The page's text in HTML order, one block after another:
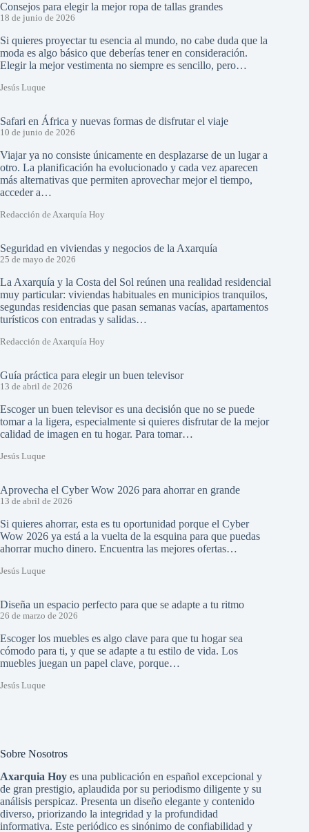
Consejos para elegir la mejor ropa de tallas grandes
18 de junio de 2026
Si quieres proyectar tu esencia al mundo, no cabe duda que la
moda es algo básico que deberías tener en consideración.
Elegir la mejor vestimenta no siempre es sencillo, pero…
Jesús Luque
Safari en África y nuevas formas de disfrutar el viaje
10 de junio de 2026
Viajar ya no consiste únicamente en desplazarse de un lugar a
otro. La planificación ha evolucionado y cada vez aparecen
más alternativas que permiten aprovechar mejor el tiempo,
acceder a…
Redacción de Axarquía Hoy
Seguridad en viviendas y negocios de la Axarquía
25 de mayo de 2026
La Axarquía y la Costa del Sol reúnen una realidad residencial
muy particular: viviendas habituales en municipios tranquilos,
segundas residencias que pasan semanas vacías, apartamentos
turísticos con entradas y salidas…
Redacción de Axarquía Hoy
Guía práctica para elegir un buen televisor
13 de abril de 2026
Escoger un buen televisor es una decisión que no se puede
tomar a la ligera, especialmente si quieres disfrutar de la mejor
calidad de imagen en tu hogar. Para tomar…
Jesús Luque
Aprovecha el Cyber Wow 2026 para ahorrar en grande
13 de abril de 2026
Si quieres ahorrar, esta es tu oportunidad porque el Cyber
Wow 2026 ya está a la vuelta de la esquina para que puedas
ahorrar mucho dinero. Encuentra las mejores ofertas…
Jesús Luque
Diseña un espacio perfecto para que se adapte a tu ritmo
26 de marzo de 2026
Escoger los muebles es algo clave para que tu hogar sea
cómodo para ti, y que se adapte a tu estilo de vida. Los
muebles juegan un papel clave, porque…
Jesús Luque
Sobre Nosotros
Axarquia Hoy es una publicación en español excepcional y
de gran prestigio, aplaudida por su periodismo diligente y su
análisis perspicaz. Presenta un diseño elegante y contenido
diverso, priorizando la integridad y la profundidad
informativa. Este periódico es sinónimo de confiabilidad y